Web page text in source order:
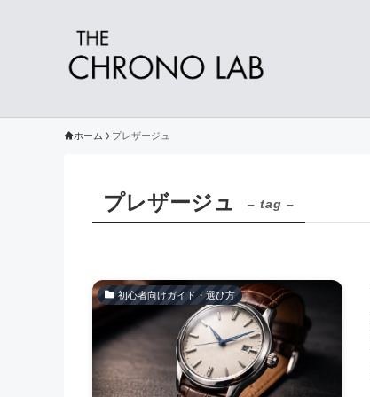
ホーム プレザージュ
プレザージュ – tag –
初心者向けガイド・選び方